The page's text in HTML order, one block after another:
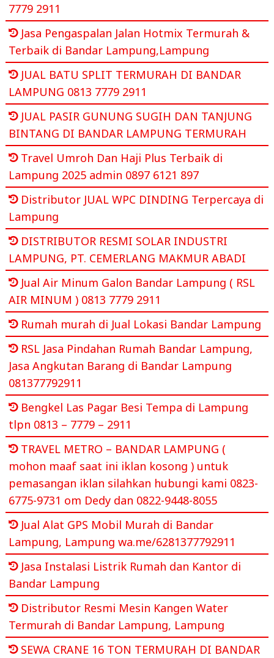
7779 2911
Jasa Pengaspalan Jalan Hotmix Termurah &
Terbaik di Bandar Lampung,Lampung
JUAL BATU SPLIT TERMURAH DI BANDAR
LAMPUNG 0813 7779 2911
JUAL PASIR GUNUNG SUGIH DAN TANJUNG
BINTANG DI BANDAR LAMPUNG TERMURAH
Travel Umroh Dan Haji Plus Terbaik di
Lampung 2025 admin 0897 6121 897
Distributor JUAL WPC DINDING Terpercaya di
Lampung
DISTRIBUTOR RESMI SOLAR INDUSTRI
LAMPUNG, PT. CEMERLANG MAKMUR ABADI
Jual Air Minum Galon Bandar Lampung ( RSL
AIR MINUM ) 0813 7779 2911
Rumah murah di Jual Lokasi Bandar Lampung
RSL Jasa Pindahan Rumah Bandar Lampung,
Jasa Angkutan Barang di Bandar Lampung
081377792911
Bengkel Las Pagar Besi Tempa di Lampung
tlpn 0813 – 7779 – 2911
TRAVEL METRO – BANDAR LAMPUNG (
mohon maaf saat ini iklan kosong ) untuk
pemasangan iklan silahkan hubungi kami 0823-
6775-9731 om Dedy dan 0822-9448-8055
Jual Alat GPS Mobil Murah di Bandar
Lampung, Lampung wa.me/6281377792911
Jasa Instalasi Listrik Rumah dan Kantor di
Bandar Lampung
Distributor Resmi Mesin Kangen Water
Termurah di Bandar Lampung, Lampung
SEWA CRANE 16 TON TERMURAH DI BANDAR